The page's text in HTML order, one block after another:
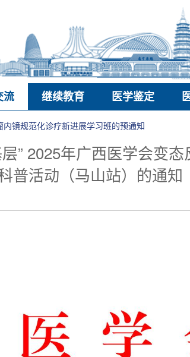
流 继续教育 医学鉴定
镜规范化诊疗新进展学习班的预通知
2025年广西医学会变
普活动（马山站）的通知